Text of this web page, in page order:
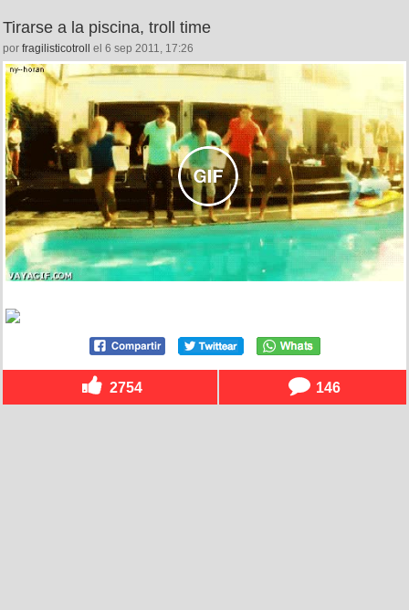
Tirarse a la piscina, troll time
por fragilisticotroll el 6 sep 2011, 17:26
2754 146